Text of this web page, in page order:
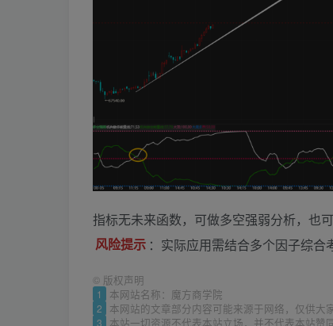
指标无未来函数，可做多空强弱分析，也
风险提示 ：实际应用需结合多个因子综
© 版权声明
1 本网站名称：魔方商学院
2 本网站的文章部分内容可能来源于网络，仅供
3 本站一切资源不代表本站立场，并不代表本站赞